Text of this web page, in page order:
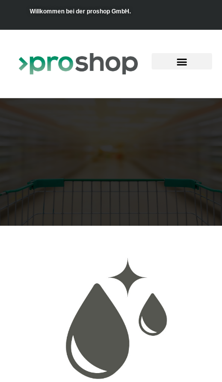
Willkommen bei der proshop GmbH.
handeln für den Handel.
Unsere Unabhängigkeit
ist Ihr Vorteil.